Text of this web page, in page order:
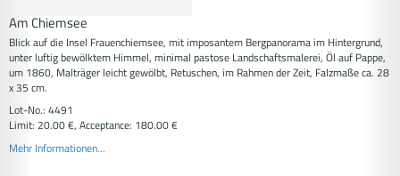
Am Chiemsee
Blick auf die Insel Frauenchiemsee, mit imposantem Bergpanorama im Hintergrund,
unter luftig bewölktem Himmel, minimal pastose Landschaftsmalerei, Öl auf Pappe,
um 1860, Malträger leicht gewölbt, Retuschen, im Rahmen der Zeit, Falzmaße ca. 28
x 35 cm.
Lot-No.: 4491
Limit: 20.00 €, Acceptance: 180.00 €
Mehr Informationen...